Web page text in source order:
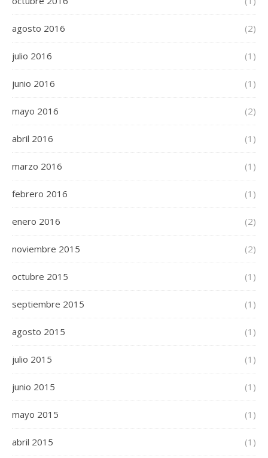
agosto 2016 (2)
julio 2016 (1)
junio 2016 (1)
mayo 2016 (2)
abril 2016 (1)
marzo 2016 (1)
febrero 2016 (1)
enero 2016 (2)
noviembre 2015 (2)
octubre 2015 (1)
septiembre 2015 (1)
agosto 2015 (1)
julio 2015 (1)
junio 2015 (1)
mayo 2015 (1)
abril 2015 (1)